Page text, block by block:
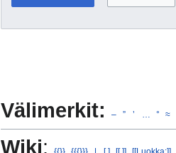
Välimerkit: – ” ’ ° ≈
Wiki: